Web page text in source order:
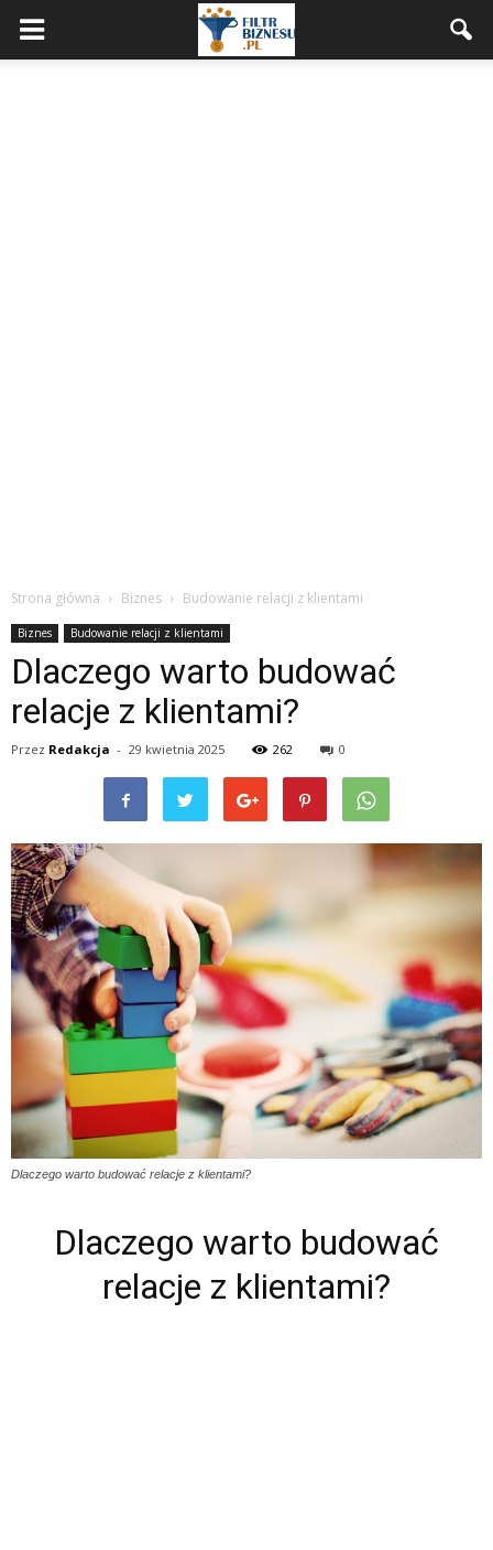
Strona główna Biznes Budowanie relacji z klientami
Biznes Budowanie relacji z klientami
Dlaczego warto budować
relacje z klientami?
Przez Redakcja - 29 kwietnia 2025 262 0
Dlaczego warto budować relacje z klientami?
Dlaczego warto budować
relacje z klientami?